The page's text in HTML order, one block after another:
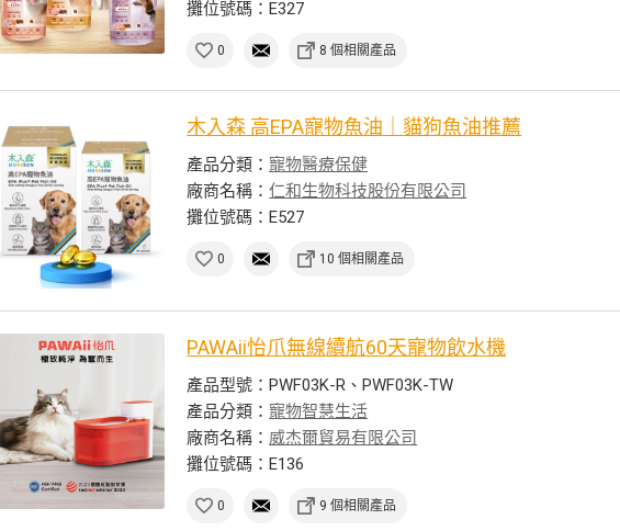
攤位號碼：E327
0 8 個相關產品
木入森 高EPA寵物魚油｜貓狗魚油推薦
產品分類：寵物醫療保健
廠商名稱：仁和生物科技股份有限公司
攤位號碼：E527
0 10 個相關產品
PAWAii怡爪無線續航60天寵物飲水機
產品型號：PWF03K-R、PWF03K-TW
產品分類：寵物智慧生活
廠商名稱： 威杰爾貿易有限公司
攤位號碼：E136
0 9 個相關產品